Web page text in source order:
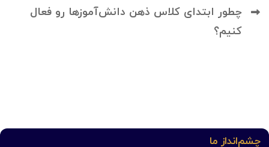
چطور ابتدای کلاس ذهن دانش‌آموزها رو فعال
کنیم؟
چشم‌انداز ما